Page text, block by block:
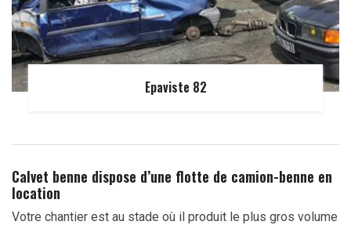
Epaviste 82
Calvet benne dispose d’une flotte de camion-benne en
location
Votre chantier est au stade où il produit le plus gros volume